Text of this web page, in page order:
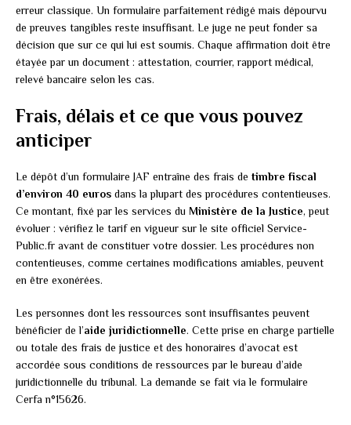
erreur classique. Un formulaire parfaitement rédigé mais dépourvu
de preuves tangibles reste insuffisant. Le juge ne peut fonder sa
décision que sur ce qui lui est soumis. Chaque affirmation doit être
étayée par un document : attestation, courrier, rapport médical,
relevé bancaire selon les cas.
Frais, délais et ce que vous pouvez
anticiper
Le dépôt d’un formulaire JAF entraîne des frais de timbre fiscal
d’environ 40 euros dans la plupart des procédures contentieuses.
Ce montant, fixé par les services du Ministère de la Justice, peut
évoluer : vérifiez le tarif en vigueur sur le site officiel Service-
Public.fr avant de constituer votre dossier. Les procédures non
contentieuses, comme certaines modifications amiables, peuvent
en être exonérées.
Les personnes dont les ressources sont insuffisantes peuvent
bénéficier de l’aide juridictionnelle. Cette prise en charge partielle
ou totale des frais de justice et des honoraires d’avocat est
accordée sous conditions de ressources par le bureau d’aide
juridictionnelle du tribunal. La demande se fait via le formulaire
Cerfa n°15626.